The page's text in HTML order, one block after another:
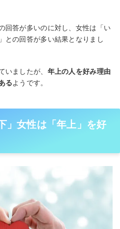
回答が多いのに対し、女性は「い
との回答が多い結果となりまし
いましたが、 年上の人を好み理由
るようです。
」女性は「年上」を好